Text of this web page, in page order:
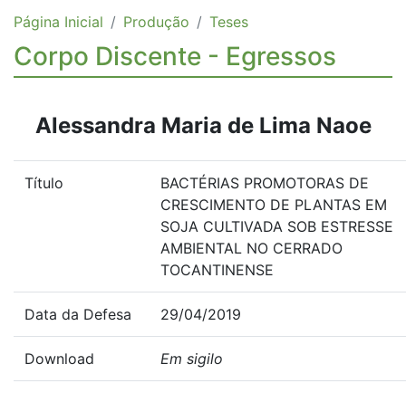
Página Inicial Produção Teses
Corpo Discente - Egressos
Alessandra Maria de Lima Naoe
Título
BACTÉRIAS PROMOTORAS DE
CRESCIMENTO DE PLANTAS EM
SOJA CULTIVADA SOB ESTRESSE
AMBIENTAL NO CERRADO
TOCANTINENSE
Data da Defesa 29/04/2019
Download Em sigilo